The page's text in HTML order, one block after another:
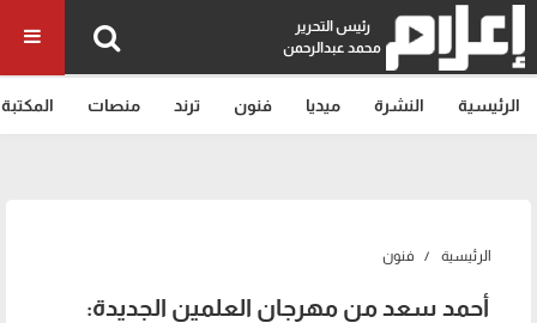
رئيس التحرير
محمد عبدالرحمن
الرئيسية النشرة ميديا فنون ترند منصات المكتبة
الرئيسية فنون
أحمد سعد من مهرجان العلمين الجديدة: